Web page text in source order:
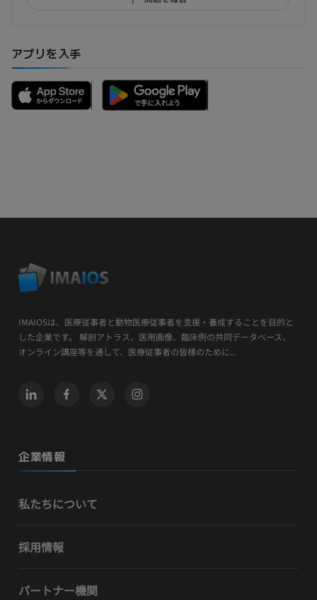
アプリを入手
IMAIOSは、医療従事者と動物医療従事者を支援・養成することを目的と
した企業です。 解剖アトラス、医用画像、臨床例の共同データベース、
オンライン講座等を通して、医療従事者の皆様のために...
企業情報
私たちについて
採用情報
パートナー機関